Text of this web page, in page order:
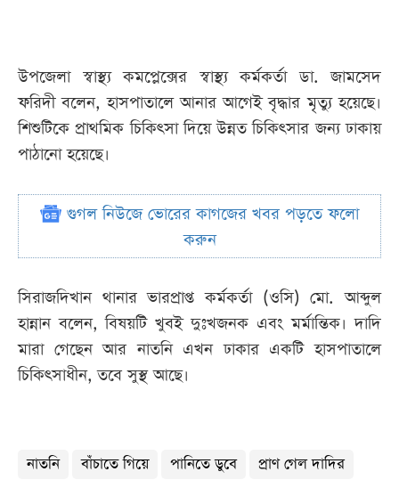
উপজেলা স্বাস্থ্য কমপ্লেক্সের স্বাস্থ্য কর্মকর্তা ডা. জামসেদ
ফরিদী বলেন, হাসপাতালে আনার আগেই বৃদ্ধার মৃত্যু হয়েছে।
শিশুটিকে প্রাথমিক চিকিৎসা দিয়ে উন্নত চিকিৎসার জন্য ঢাকায়
পাঠানো হয়েছে।
গুগল নিউজে ভোরের কাগজের খবর পড়তে ফলো
করুন
সিরাজদিখান থানার ভারপ্রাপ্ত কর্মকর্তা (ওসি) মো. আব্দুল
হান্নান বলেন, বিষয়টি খুবই দুঃখজনক এবং মর্মান্তিক। দাদি
মারা গেছেন আর নাতনি এখন ঢাকার একটি হাসপাতালে
চিকিৎসাধীন, তবে সুস্থ আছে।
নাতনি বাঁচাতে গিয়ে পানিতে ডুবে প্রাণ গেল দাদির